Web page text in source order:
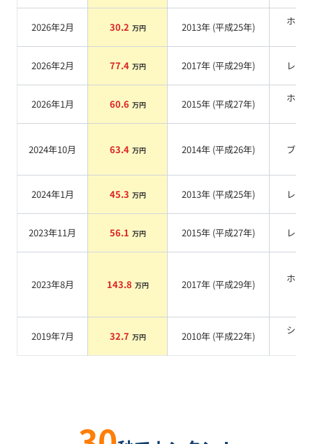
2026年2月 30.2 万円 2013年 (平成25年)
ホワ
2026年2月 77.4 万円 2017年 (平成29年) レッド
2026年1月 60.6 万円 2015年 (平成27年)
ホワ
2024年10月 63.4 万円 2014年 (平成26年) ブルー
2024年1月 45.3 万円 2013年 (平成25年) レッド
2023年11月 56.1 万円 2015年 (平成27年) レッド
2023年8月 143.8 万円 2017年 (平成29年)
ホワ
2019年7月 32.7 万円 2010年 (平成22年)
シル